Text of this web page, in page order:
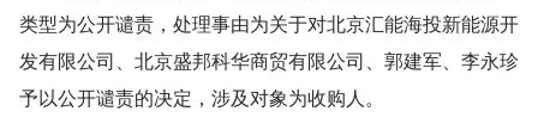
类型为公开谴责，处理事由为关于对北京汇能海投新能源开
发有限公司、北京盛邦科华商贸有限公司、郭建军、李永珍
予以公开谴责的决定，涉及对象为收购人。